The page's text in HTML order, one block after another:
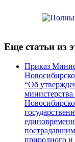
Еще статьи из
Приказ
“Об
министерства
природного и